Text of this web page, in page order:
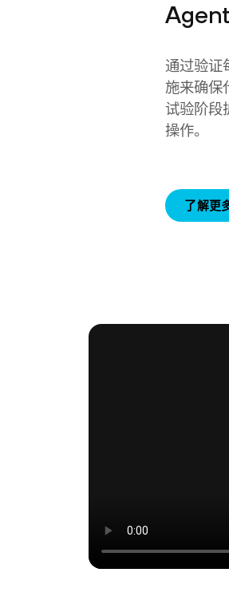
通过验证
施来确保
试验阶段
操作。
了解更